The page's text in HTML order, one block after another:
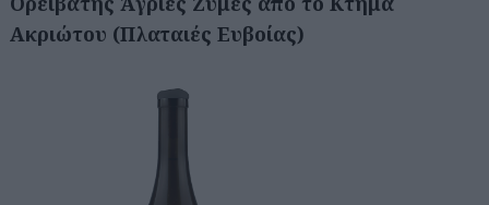
Ακριώτου (Πλαταιές Ευβοίας)